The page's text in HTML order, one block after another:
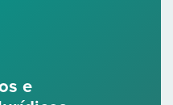
e